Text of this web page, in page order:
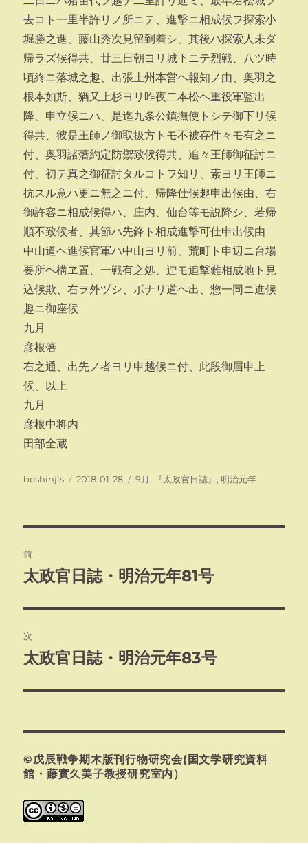
去コト一里半許リノ所ニテ、進撃ニ相成候ヲ探索小
堀勝之進、藤山秀次見留到着シ、其後ハ探索人未ダ
帰ラズ候得共、廿三日朝ヨリ城下ニテ烈戦、八ツ時
頃終ニ落城之趣、出張土州本営ヘ報知ノ由、奥羽之
根本如斯、猶又上杉ヨリ昨夜二本松ヘ重役軍監出
降、申立候ニハ、是迄九条公鎮撫使トシテ御下リ候
得共、彼是王師ノ御取扱方トモ不被存件々モ有之ニ
付、奥羽諸藩約定防禦致候得共、追々王師御征討ニ
付、初テ真之御征討タルコトヲ知リ、素ヨリ王師ニ
抗スル意ハ更ニ無之ニ付、帰降仕候趣申出候由、右
御許容ニ相成候得ハ、庄内、仙台等モ説降シ、若帰
順不致候者、其節ハ先鋒ト相成進撃可仕申出候由
中山道ヘ進候官軍ハ中山ヨリ前、荒町ト申辺ニ台場
要所ヘ構ヱ置、一戦有之処、迚モ追撃難相成地ト見
込候欺、右ヲ外ヅシ、ボナリ道ヘ出、惣一同ニ進候
趣ニ御座候
九月
彦根藩
右之通、出先ノ者ヨリ申越候ニ付、此段御届申上
候、以上
九月
彦根中将内
田部全蔵
投
boshinjls
投
2018-01-28
カ
9月 , 『太政官日誌』 , 明治元年
稿
ビ
ゲ
ー
ン
前
前
投
稿:
太政官日誌・明治元年81号
次
次
投
太政官日誌・明治元年83号
©戊辰戦争期木版刊行物研究会(国文学研究資料
館・藤實久美子教授研究室内）